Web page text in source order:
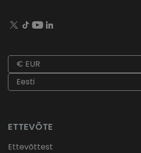
€ EUR
Eesti
ETTEVÕTE
Ettevõttest